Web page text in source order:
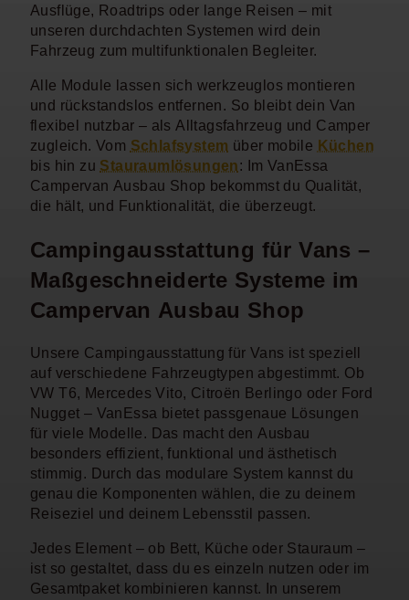
Ausflüge, Roadtrips oder lange Reisen – mit
unseren durchdachten Systemen wird dein
Fahrzeug zum multifunktionalen Begleiter.
Alle Module lassen sich werkzeuglos montieren
und rückstandslos entfernen. So bleibt dein Van
flexibel nutzbar – als Alltagsfahrzeug und Camper
zugleich. Vom Schlafsystem über mobile Küchen
bis hin zu Stauraumlösungen: Im VanEssa
Campervan Ausbau Shop bekommst du Qualität,
die hält, und Funktionalität, die überzeugt.
Campingausstattung für Vans –
Maßgeschneiderte Systeme im
Campervan Ausbau Shop
Unsere Campingausstattung für Vans ist speziell
auf verschiedene Fahrzeugtypen abgestimmt. Ob
VW T6, Mercedes Vito, Citroën Berlingo oder Ford
Nugget – VanEssa bietet passgenaue Lösungen
für viele Modelle. Das macht den Ausbau
besonders effizient, funktional und ästhetisch
stimmig. Durch das modulare System kannst du
genau die Komponenten wählen, die zu deinem
Reiseziel und deinem Lebensstil passen.
Jedes Element – ob Bett, Küche oder Stauraum –
ist so gestaltet, dass du es einzeln nutzen oder im
Gesamtpaket kombinieren kannst. In unserem